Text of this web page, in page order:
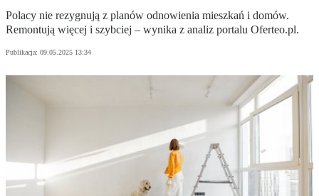
Polacy nie rezygnują z planów odnowienia mieszkań i domów.
Remontują więcej i szybciej – wynika z analiz portalu Oferteo.pl.
Publikacja: 09.05.2025 13:34